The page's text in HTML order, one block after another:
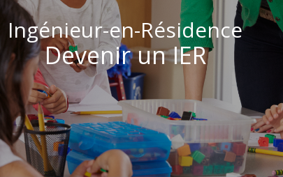
Ingénieur-en-Résidence
Devenir un IER